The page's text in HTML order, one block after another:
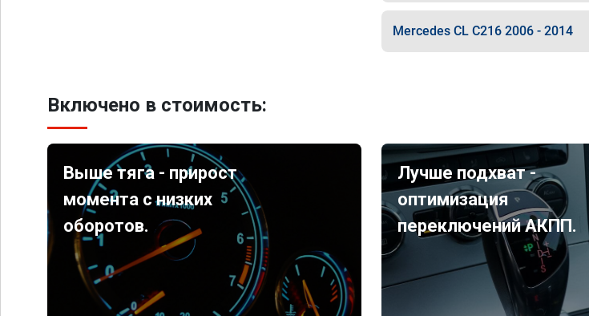
Mercedes CL C216 2006 - 2014
Включено в стоимость:
Выше тяга - прирост
момента с низких
оборотов.
Лучше подхват -
оптимизация
переключений АКПП.